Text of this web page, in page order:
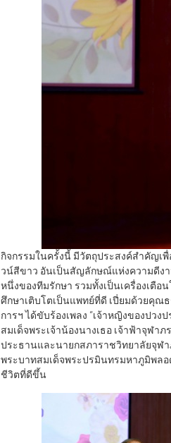
กิจกรรมในครั้งนี้ มีวัตถุประสงค์สำคัญเ
วน์สีขาว อันเป็นสัญลักษณ์แห่งความดีง
หนึ่งของทีมรักษา รวมทั้งเป็นเครื่องเตื
ศึกษาเติบโตเป็นแพทย์ที่ดี เปี่ยมด้วยคุณ
การฯ ได้ขับร้องเพลง “เจ้าหญิงของปว
สมเด็จพระเจ้าน้องนางเธอ เจ้าฟ้าจุฬ
ประธานและนายกสภาราชวิทยาลัยจุฬ
พระบาทสมเด็จพระปรมินทรมหาภูมิพล
ชีวิตที่ดีขึ้น